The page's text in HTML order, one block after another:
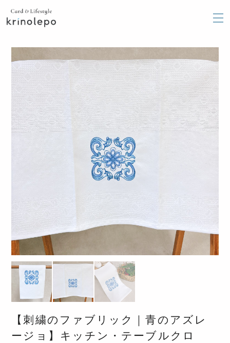
【刺繍のファブリック｜青のアズレ
ージョ】キッチン・テーブルクロ